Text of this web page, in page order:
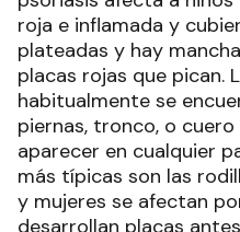
roja e inflamada y
plateadas y hay
placas rojas que pican.
habitualmente se
piernas, tronco, o
aparecer en cualquier
más típicas son las
y mujeres se afectan
desarrollan placas